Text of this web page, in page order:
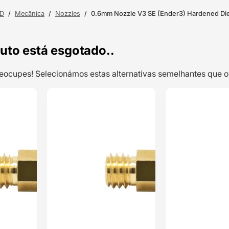
/ Mecânica / Nozzles / 0.6mm Nozzle V3 SE (Ender3) Hardened
está esgotado..
Selecionámos estas alternativas semelhantes que
com 5.00
em 5 com
base em
classificação